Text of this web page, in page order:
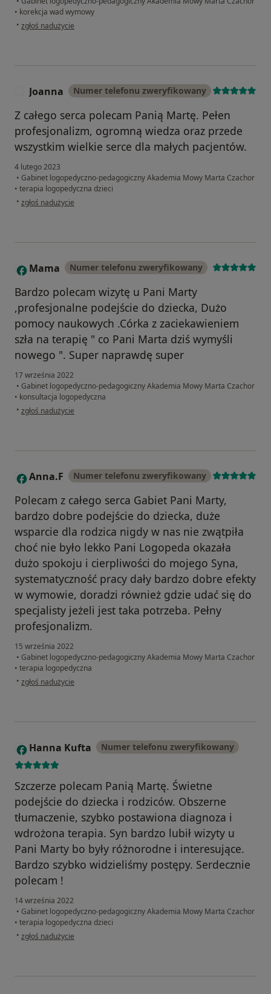
• korekcja wad wymowy
• w opinii użytkownika Aleksandra
zgłoś nadużycie
Joanna Numer telefonu zweryfikowany
Z całego serca polecam Panią Martę. Pełen
profesjonalizm, ogromną wiedza oraz przede
wszystkim wielkie serce dla małych pacjentów.
4 lutego 2023
• Gabinet logopedyczno-pedagogiczny Akademia Mowy Marta Czachor
• terapia logopedyczna dzieci
• w opinii użytkownika Joanna
zgłoś nadużycie
M Mama Numer telefonu zweryfikowany
Bardzo polecam wizytę u Pani Marty
,profesjonalne podejście do dziecka, Dużo
pomocy naukowych .Córka z zaciekawieniem
szła na terapię " co Pani Marta dziś wymyśli
nowego ". Super naprawdę super
17 września 2022
• Gabinet logopedyczno-pedagogiczny Akademia Mowy Marta Czachor
• konsultacja logopedyczna
• w opinii użytkownika Mama
zgłoś nadużycie
A Anna.F Numer telefonu zweryfikowany
Polecam z całego serca Gabiet Pani Marty,
bardzo dobre podejście do dziecka, duże
wsparcie dla rodzica nigdy w nas nie zwątpiła
choć nie było lekko Pani Logopeda okazała
dużo spokoju i cierpliwości do mojego Syna,
systematyczność pracy dały bardzo dobre efekty
w wymowie, doradzi również gdzie udać się do
specjalisty jeżeli jest taka potrzeba. Pełny
profesjonalizm.
15 września 2022
• Gabinet logopedyczno-pedagogiczny Akademia Mowy Marta Czachor
• terapia logopedyczna
• w opinii użytkownika Anna.F
zgłoś nadużycie
H Hanna Kufta Numer telefonu zweryfikowany
Szczerze polecam Panią Martę. Świetne
podejście do dziecka i rodziców. Obszerne
tłumaczenie, szybko postawiona diagnoza i
wdrożona terapia. Syn bardzo lubił wizyty u
Pani Marty bo były różnorodne i interesujące.
Bardzo szybko widzieliśmy postępy. Serdecznie
polecam !
14 września 2022
• Gabinet logopedyczno-pedagogiczny Akademia Mowy Marta Czachor
• terapia logopedyczna dzieci
• w opinii użytkownika Hanna Kufta
zgłoś nadużycie